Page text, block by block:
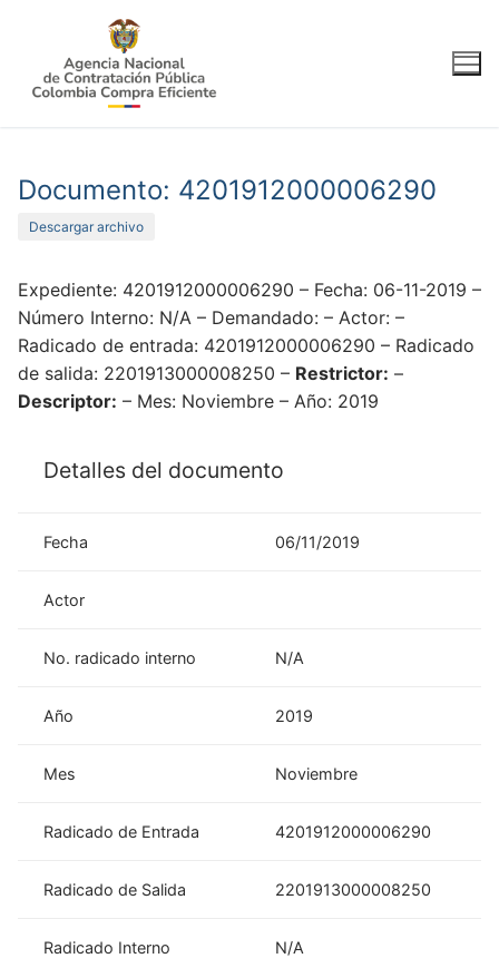
contenido
Documento: 4201912000006290
Descargar archivo
Expediente: 4201912000006290 – Fecha: 06-11-2019 –
Número Interno: N/A – Demandado: – Actor: –
Radicado de entrada: 4201912000006290 – Radicado
de salida: 2201913000008250 – Restrictor: –
Descriptor: – Mes: Noviembre – Año: 2019
Detalles del documento
Fecha 06/11/2019
Actor
No. radicado interno N/A
Año 2019
Mes Noviembre
Radicado de Entrada 4201912000006290
Radicado de Salida 2201913000008250
Radicado Interno N/A